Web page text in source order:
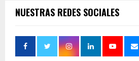
NUESTRAS REDES SOCIALES